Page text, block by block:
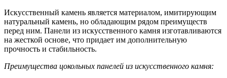
Искусственный камень является материалом, имитирующим
натуральный камень, но обладающим рядом преимуществ
перед ним. Панели из искусственного камня изготавливаются
на жесткой основе, что придает им дополнительную
прочность и стабильность.
Преимущества цокольных панелей из искусственного камня: